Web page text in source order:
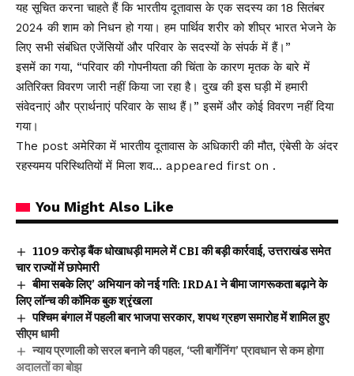
यह सूचित करना चाहते हैं कि भारतीय दूतावास के एक सदस्य का 18 सितंबर
2024 की शाम को निधन हो गया। हम पार्थिव शरीर को शीघ्र भारत भेजने के
लिए सभी संबंधित एजेंसियों और परिवार के सदस्यों के संपर्क में हैं।”
इसमें का गया, “परिवार की गोपनीयता की चिंता के कारण मृतक के बारे में
अतिरिक्त विवरण जारी नहीं किया जा रहा है। दुख की इस घड़ी में हमारी
संवेदनाएं और प्रार्थनाएं परिवार के साथ हैं।” इसमें और कोई विवरण नहीं दिया
गया।
The post अमेरिका में भारतीय दूतावास के अधिकारी की मौत, एंबेसी के अंदर
रहस्यमय परिस्थितियों में मिला शव… appeared first on .
You Might Also Like
₹1109 करोड़ बैंक धोखाधड़ी मामले में CBI की बड़ी कार्रवाई, उत्तराखंड समेत
चार राज्यों में छापेमारी
बीमा सबके लिए’ अभियान को नई गति: IRDAI ने बीमा जागरूकता बढ़ाने के
लिए लॉन्च की कॉमिक बुक श्रृंखला
पश्चिम बंगाल में पहली बार भाजपा सरकार, शपथ ग्रहण समारोह में शामिल हुए
सीएम धामी
न्याय प्रणाली को सरल बनाने की पहल, ‘प्ली बार्गेनिंग’ प्रावधान से कम होगा
अदालतों का बोझ